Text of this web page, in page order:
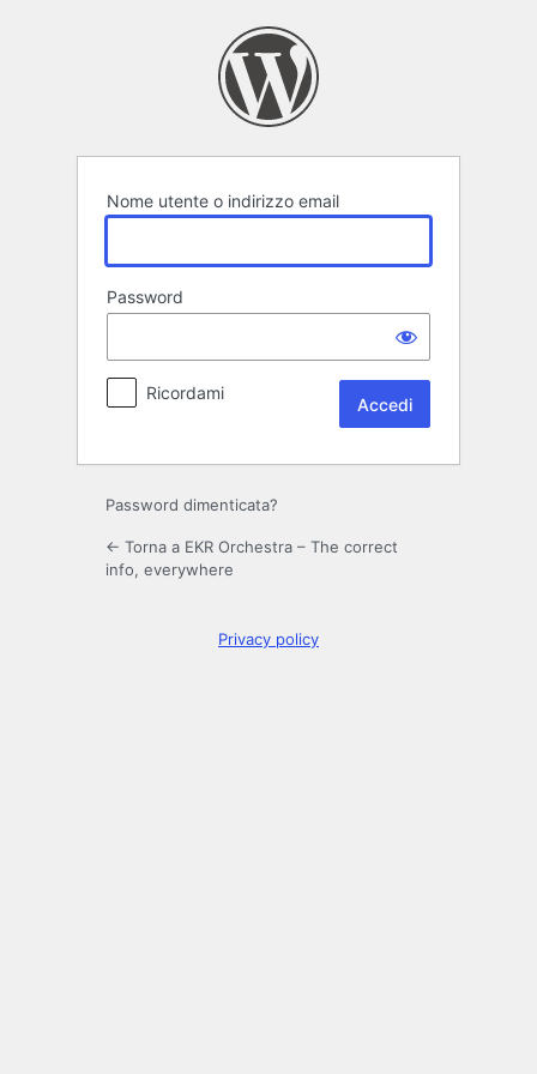
Nome utente o indirizzo email
Password
Ricordami
Password dimenticata?
← Torna a EKR Orchestra – The correct
info, everywhere
Privacy policy